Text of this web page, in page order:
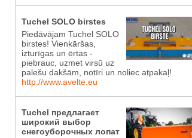
Tuchel SOLO birstes
Piedāvājam Tuchel SOLO
birstes! Vienkāršas,
izturīgas un ērtas -
piebrauc, uzmet virsū uz
palešu dakšām, notīri un noliec atpakaļ!
http://www.avelte.eu
Tuchel предлагает
широкий выбор
снегоуборочных лопат